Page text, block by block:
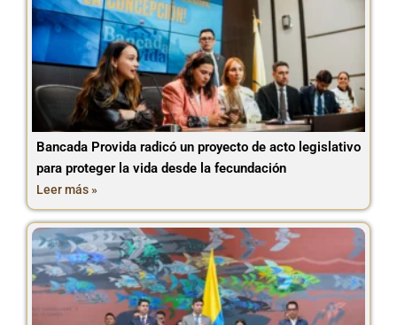
Bancada Provida radicó un proyecto de acto legislativo
para proteger la vida desde la fecundación
Leer más »